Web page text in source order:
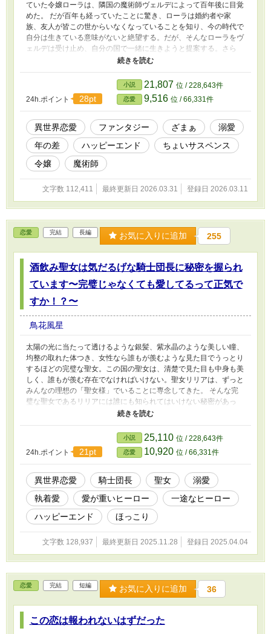
ていた令嬢ローラは、隣国の魔術師ヴェルデによって百年後に目覚
めた。 だが百年も経っていたことに驚き、ローラは婚約者や家
族、友人が皆この世からいなくなっていることを知り、今の時代で
自分は生きている意味がないと絶望する。だが、そんなローラをヴ
ェルデは受け止め、自分の国で一緒に生きようと提案する。さら
に、婚約者になってくれと言い出した。 「あなたのことはこれか
らどんなことがあっても守り抜きます。そして、幸せにしてみせま
24h.ポイント 28pt
小説 21,807 位 / 228,643件
恋愛 9,516 位 / 66,331件
異世界恋愛 ファンタジー ざまぁ
溺愛
年の差
ハッピーエンド
ちょいサスペンス
令嬢
魔術師
文字数 112,411 最終更新日 2026.03.31 登録日 2026.03.11
恋愛 完結 長編 お気に入りに追加 255
酒飲み聖女は気だるげな騎士団長に秘密を握られ
ています〜完璧じゃなくても愛してるって正気で
すか！？〜
鳥花風星
太陽の光に当たって透けるような銀髪、紫水晶のような美しい瞳、
均整の取れた体つき、女性なら誰もが羨むような見た目でうっとり
するほどの完璧な聖女。この国の聖女は、清楚で見た目も中身も美
しく、誰もが羨む存在でなければいけない。聖女リリアは、ずっと
みんなの理想の「聖女様」でいることに専念してきた。 そんな完
璧な聖女であるリリアには誰にも知られてはいけない秘密があっ
た。その秘密は完璧に隠し通され、絶対に誰にも知られないはずだ
った。だが、そんなある日、騎士団長のセルにその秘密を知られて
しまう。 秘密がばれてしまったら、完璧な聖女としての立場が危
うく、国民もがっかりさせてしまう。秘密をばらさないようにとセ
ルに懇願するリリアだが、セルは秘密をばらされたくなければ婚約
してほしいと言ってきた。 一途な騎士団長といつの間にか逃げら
れなくなっていた聖女のラブストーリー。 ◇氷雨そら様主催「愛
が重いヒーロー企画」参加作品です。
24h.ポイント 21pt
小説 25,110 位 / 228,643件
恋愛 10,920 位 / 66,331件
異世界恋愛 騎士団長 聖女
溺愛
執着愛
愛が重いヒーロー
一途なヒーロー
ハッピーエンド
ほっこり
文字数 128,937 最終更新日 2025.11.28 登録日 2025.04.04
恋愛 完結 短編 お気に入りに追加 36
この恋は報われないはずだった